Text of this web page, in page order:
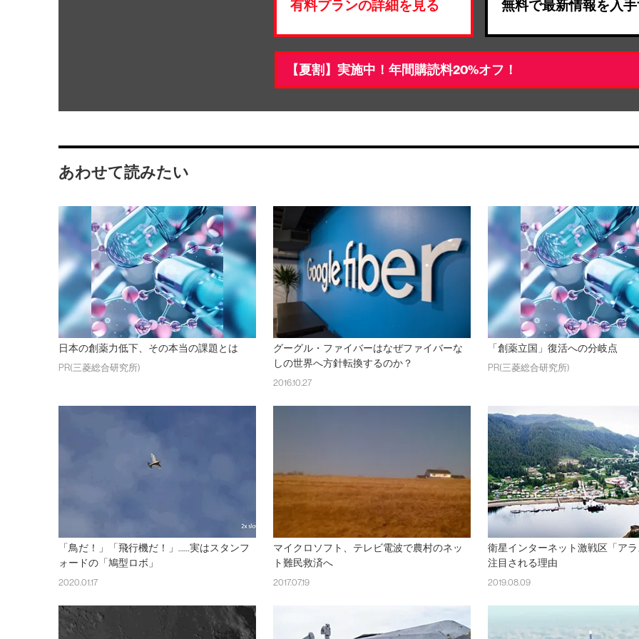
有料プランの詳細を見る 無料で最新情報を入
【夏割】実施中！年間購読料20%オフ！
あわせて読みたい
日本の創薬力低下、その本当の課題とは
PR(三菱総合研究所)
グーグル・ファイバーはなぜファイバーな
しの世界へ方針転換するのか？
2016.10.27
「創薬立国」復活への分岐点
PR(三菱総合研究所)
「鳥だ！」「飛行機だ！」……実はスタンフ
ォードの「鳩型ロボ」
2020.01.17
マイクロソフト、テレビ電波で農村のネッ
ト難民救済へ
2017.07.19
衛星インターネット激戦区「ア
注目される理由
2019.08.09